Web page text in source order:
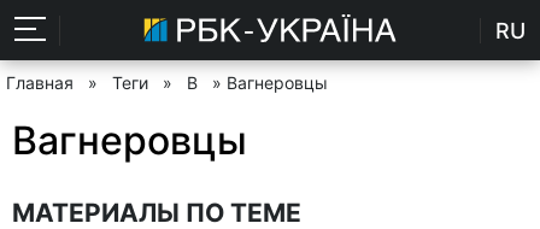
RU
Главная » Теги » В » Вагнеровцы
Вагнеровцы
МАТЕРИАЛЫ ПО ТЕМЕ